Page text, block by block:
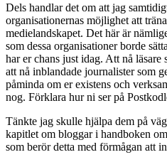
Dels handlar det om att jag
organisationernas möjlighet att
medielandskapet. Det här är
som dessa organisationer borde
har er chans just idag. Att nå
att nå inblandade journalister som
påminda om er existens och
nog. Förklara hur ni ser på
Tänkte jag skulle hjälpa dem på
kapitlet om bloggar i handboken
som berör detta med förmågan att